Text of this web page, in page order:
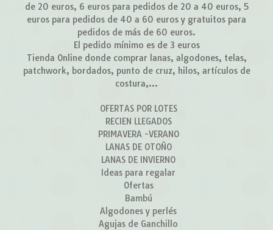
de 20 euros, 6 euros para pedidos de 20 a 40 euros, 5
euros para pedidos de 40 a 60 euros y gratuitos para
pedidos de más de 60 euros.
El pedido mínimo es de 3 euros
Tienda Online donde comprar lanas, algodones, telas,
patchwork, bordados, punto de cruz, hilos, artículos de
costura,...
OFERTAS POR LOTES
RECIEN LLEGADOS
PRIMAVERA -VERANO
LANAS DE OTOÑO
LANAS DE INVIERNO
Ideas para regalar
Ofertas
Bambú
Algodones y perlés
Agujas de Ganchillo